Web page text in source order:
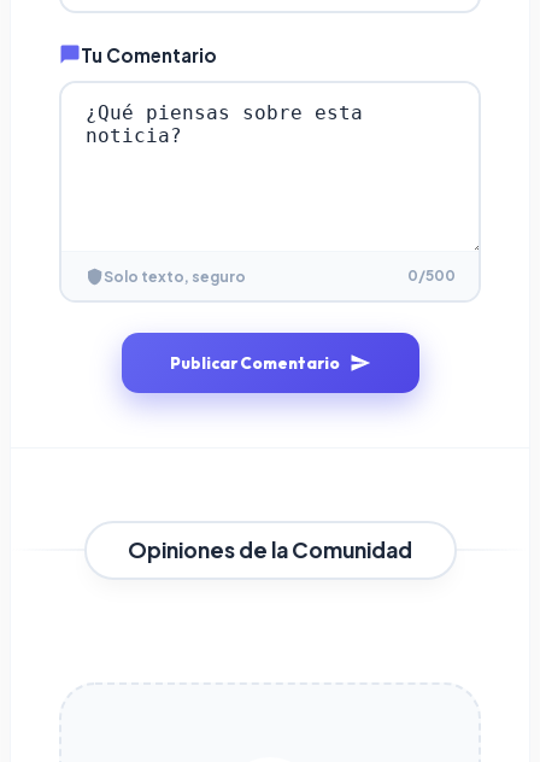
Tu Comentario
Solo texto, seguro 0/500
Publicar Comentario
Opiniones de la Comunidad